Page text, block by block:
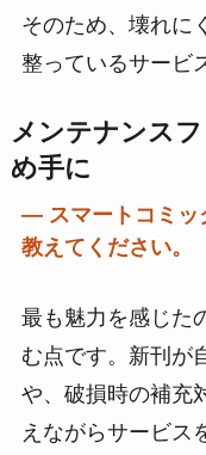
そのため、壊れに
整っているサービ
メンテナンス
め手に
― スマートコミッ
教えてください。
最も魅力を感じた
む点です。新刊が
や、破損時の補充
えながらサービス